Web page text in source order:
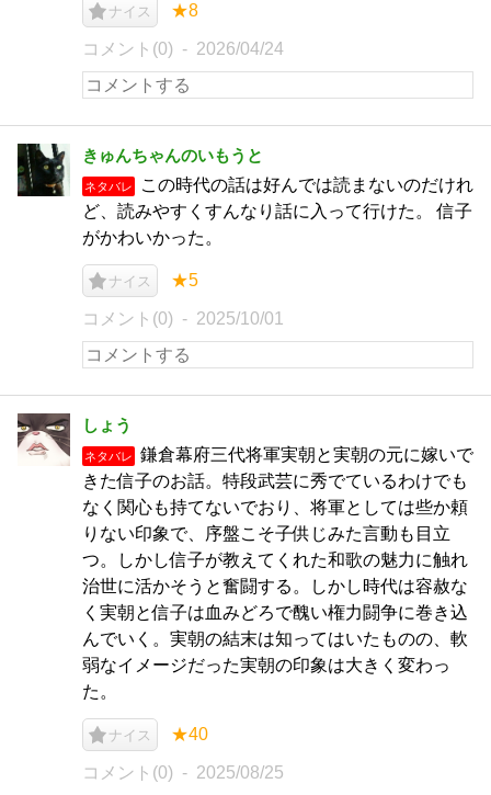
ナイス ★8
コメント(0) 2026/04/24
きゅんちゃんのいもうと
ネタバレ
この時代の話は好んでは読まないのだけれ
ど、読みやすくすんなり話に入って行けた。 信子
がかわいかった。
ナイス ★5
コメント(0) 2025/10/01
しょう
ネタバレ
鎌倉幕府三代将軍実朝と実朝の元に嫁いで
きた信子のお話。特段武芸に秀でているわけでも
なく関心も持てないでおり、将軍としては些か頼
りない印象で、序盤こそ子供じみた言動も目立
つ。しかし信子が教えてくれた和歌の魅力に触れ
治世に活かそうと奮闘する。しかし時代は容赦な
く実朝と信子は血みどろで醜い権力闘争に巻き込
んでいく。実朝の結末は知ってはいたものの、軟
弱なイメージだった実朝の印象は大きく変わっ
た。
ナイス ★40
コメント(0) 2025/08/25